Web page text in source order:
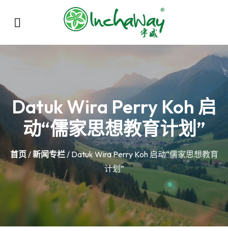
Datuk Wira Perry Koh 启
动“儒家思想教育计划”
首页/新闻专栏/ Datuk Wira Perry Koh 启动“儒家思想教育
计划”